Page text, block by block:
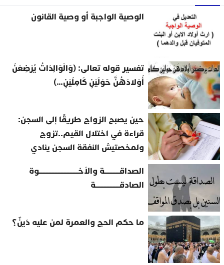
الوصية الواجبة أو وصية القانون
تفسير قوله تعالى: (وَالْوَالِدَاتُ يُرْضِعْنَ
أَوْلادَهُنَّ حَوْلَيْنِ كَامِلَيْنِ…)
حين يصبح الزواج طريقًا إلى السجن:
قراءة في اختلال القيم..تزوج
ولمخصتيش النفقة السجن ينادي
الصداقــــــــــة والأخــــــــــــــــــــــــــوة
الصادقــــــــــــــــة
ما حكم الحج والعمرة لمن عليه دَينٌ؟